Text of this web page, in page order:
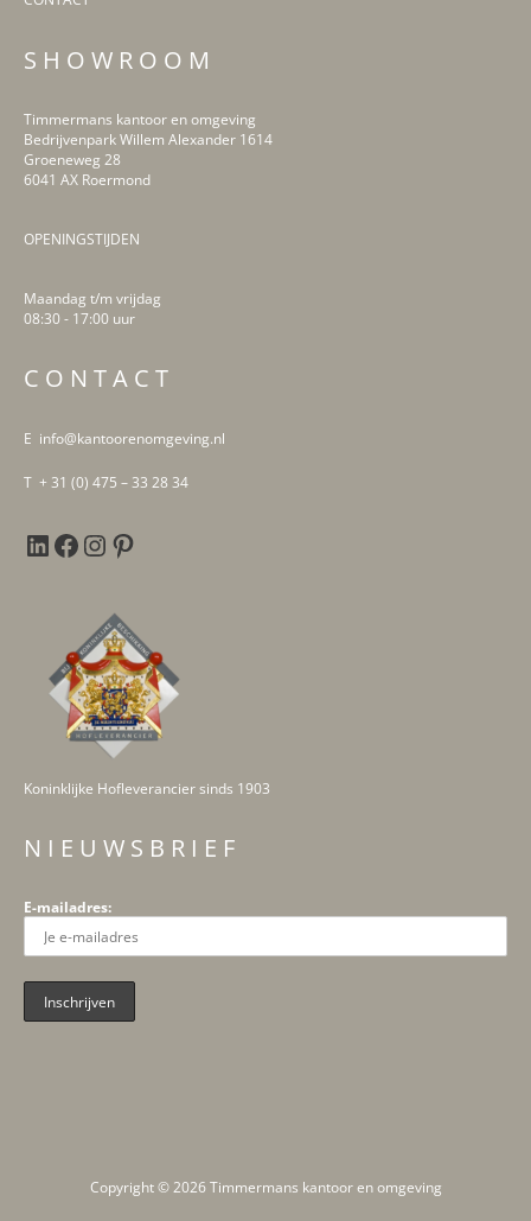
S H O W R O O M
Timmermans kantoor en omgeving
Bedrijvenpark Willem Alexander 1614
Groeneweg 28
6041 AX Roermond
OPENINGSTIJDEN
Maandag t/m vrijdag
08:30 - 17:00 uur
C O N T A C T
E info@kantoorenomgeving.nl
T + 31 (0) 475 – 33 28 34
LinkedIn
Facebook
Instagram
Pinterest
Koninklijke Hofleverancier sinds 1903
N I E U W S B R I E F
E-mailadres:
Copyright © 2026 Timmermans kantoor en omgeving